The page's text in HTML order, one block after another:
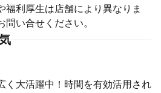
利厚生は店舗により異なりま
い合せください。
く大活躍中！時間を有効活用され